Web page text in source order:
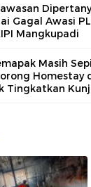
Gagal Awasi
Mangkupadi
Masih
Homestay
Tingkatkan